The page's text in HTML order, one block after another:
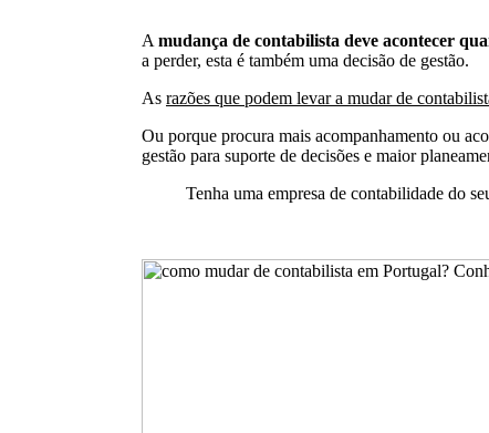
A mudança de contabilista deve acontecer
a perder, esta é também uma decisão de gestão.
As razões que podem levar a mudar de
Ou porque procura mais acompanhamento ou
gestão para suporte de decisões e maior
Tenha uma empresa de contabilidade do